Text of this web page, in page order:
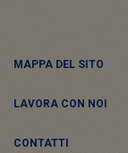
MAPPA DEL SITO
LAVORA CON NOI
CONTATTI